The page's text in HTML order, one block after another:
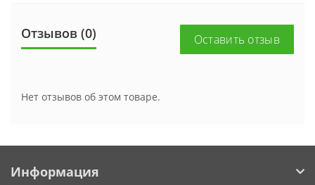
Отзывов (0) Оставить отзыв
Нет отзывов об этом товаре.
Информация